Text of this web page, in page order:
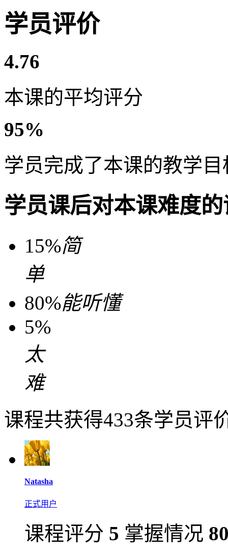
学员评价
4.76
本课的平均评分
95%
学员完成了本课的教学目
学员课后对本课难度
15%简
单
80%能听懂
5%
太
难
课程共获得433条学员评
Natasha
正式用户
课程评分 5 掌握情况